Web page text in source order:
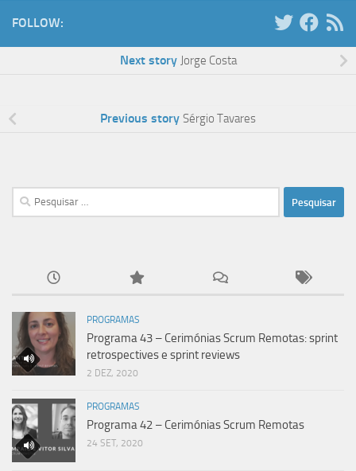
FOLLOW:
Next story Jorge Costa
Previous story Sérgio Tavares
Pesquisar
por:
PROGRAMAS
Programa 43 – Cerimónias Scrum Remotas: sprint
retrospectives e sprint reviews
2 DEZ, 2020
PROGRAMAS
Programa 42 – Cerimónias Scrum Remotas
24 SET, 2020